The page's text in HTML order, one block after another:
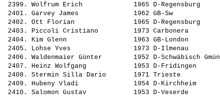
2399. Wolfrum Erich
1965 D-
2401. Garvey James
1962 GB-Sw
2402. Ott Florian
1965 D-Regensburg
2403. Piccoli Cristiano
1973 Carbonera
2404. Kim Glenn
1963 GB-London
2405. Lohse Yves
1973 D-Ilmenau
2406. Waldenmaier Günter
1952 D-Schwäbisch
2407. Heinz Wolfgang
1953 D-Fridingen
2408. Stermin Silla Dario
1971 Trieste
2409. Hubeny Vladi
1954 D-Kirchheim
2410. Salomon Gustav
1953 D-Veserde